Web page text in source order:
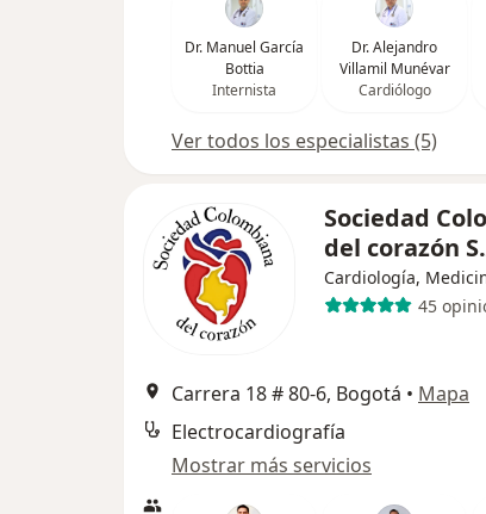
Dr. Manuel García
Bottia
Internista
Dr. Alejandro
Villamil Munévar
Cardiólogo
Ver todos los especialistas (5)
Sociedad
del corazón
Cardiología,
45
Carrera 18 # 80-6, Bogotá • Mapa
Electrocardiografía
Mostrar más servicios